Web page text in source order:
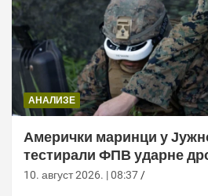
АНАЛИЗЕ
Амерички маринци у
тестирали ФПВ ударне
20 километара
10. август 2026. | 08:37